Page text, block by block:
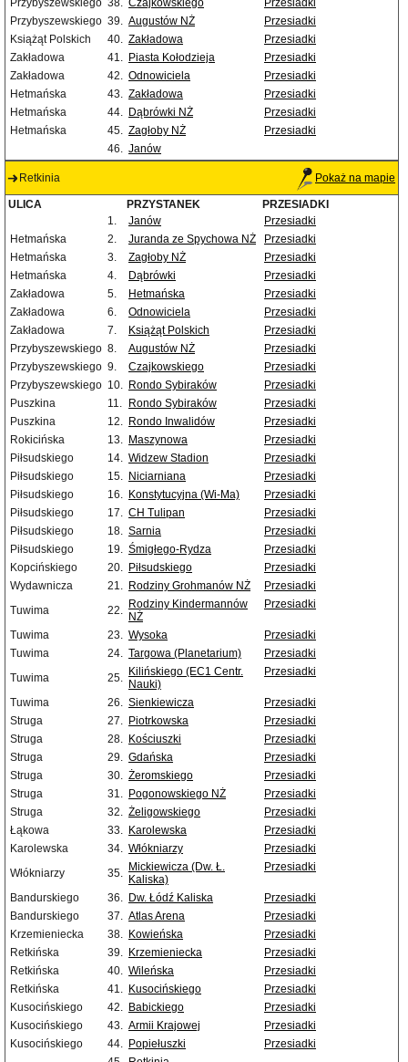
Przybyszewskiego 38. Czajkowskiego
Przesiadki
Przybyszewskiego 39. Augustów NŻ
Przesiadki
Książąt Polskich
40. Zakładowa
Przesiadki
Zakładowa
41. Piasta Kołodzieja
Przesiadki
Zakładowa
42. Odnowiciela
Przesiadki
Hetmańska
43. Zakładowa
Przesiadki
Hetmańska
44. Dąbrówki NŻ
Przesiadki
Hetmańska
45. Zagłoby NŻ
Przesiadki
46. Janów
Retkinia Pokaż na mapie
ULICA PRZYSTANEK
PRZESIADKI
1.
Janów
Przesiadki
Hetmańska
2. Juranda ze Spychowa NŻ
Przesiadki
Hetmańska
3. Zagłoby NŻ
Przesiadki
Hetmańska
4. Dąbrówki
Przesiadki
Zakładowa
5. Hetmańska
Przesiadki
Zakładowa
6. Odnowiciela
Przesiadki
Zakładowa
7. Książąt Polskich
Przesiadki
Przybyszewskiego 8. Augustów NŻ
Przesiadki
Przybyszewskiego 9. Czajkowskiego
Przesiadki
Przybyszewskiego 10. Rondo Sybiraków
Przesiadki
Puszkina
11. Rondo Sybiraków
Przesiadki
Puszkina
12. Rondo Inwalidów
Przesiadki
Rokicińska
13. Maszynowa
Przesiadki
Piłsudskiego
14. Widzew Stadion
Przesiadki
Piłsudskiego
15. Niciarniana
Przesiadki
Piłsudskiego
16. Konstytucyjna (Wi-Ma)
Przesiadki
Piłsudskiego
17. CH Tulipan
Przesiadki
Piłsudskiego
18. Sarnia
Przesiadki
Piłsudskiego
19. Śmigłego-Rydza
Przesiadki
Kopcińskiego
20. Piłsudskiego
Przesiadki
Wydawnicza
21. Rodziny Grohmanów NŻ
Przesiadki
Tuwima
22. Rodziny Kindermannów
NŻ
Przesiadki
Tuwima 23. Wysoka
Przesiadki
Tuwima
24. Targowa (Planetarium)
Przesiadki
Tuwima
25. Kilińskiego (EC1 Centr.
Nauki)
Przesiadki
Tuwima 26. Sienkiewicza
Przesiadki
Struga
27. Piotrkowska
Przesiadki
Struga
28. Kościuszki
Przesiadki
Struga
29. Gdańska
Przesiadki
Struga
30. Żeromskiego
Przesiadki
Struga
31. Pogonowskiego NŻ
Przesiadki
Struga
32. Żeligowskiego
Przesiadki
Łąkowa
33. Karolewska
Przesiadki
Karolewska
34. Włókniarzy
Przesiadki
Włókniarzy
35. Mickiewicza (Dw. Ł.
Kaliska)
Przesiadki
Bandurskiego 36. Dw. Łódź Kaliska
Przesiadki
Bandurskiego
37. Atlas Arena
Przesiadki
Krzemieniecka
38. Kowieńska
Przesiadki
Retkińska
39. Krzemieniecka
Przesiadki
Retkińska
40. Wileńska
Przesiadki
Retkińska
41. Kusocińskiego
Przesiadki
Kusocińskiego
42. Babickiego
Przesiadki
Kusocińskiego
43. Armii Krajowej
Przesiadki
Kusocińskiego
44. Popiełuszki
Przesiadki